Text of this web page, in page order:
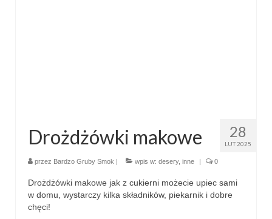
28
LUT 2025
Drożdżówki makowe
przez Bardzo Gruby Smok | wpis w: desery, inne | 0
Drożdżówki makowe jak z cukierni możecie upiec sami
w domu, wystarczy kilka składników, piekarnik i dobre
chęci!